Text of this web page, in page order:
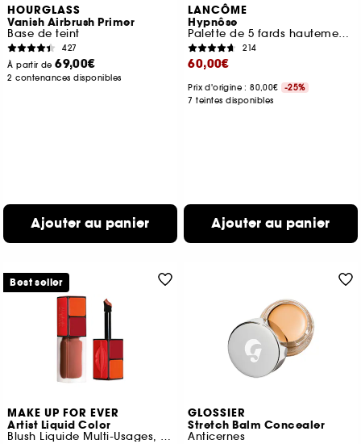
HOURGLASS
Vanish Airbrush Primer
Base de teint
427
À partir de69,00€
2 contenances disponibles
Ajouter au panier
LANCÔME
Hypnôse
Palette de 5 fards hautement pigmentés
214
60,00€
Prix d'origine : 80,00€
-25%
7 teintes disponibles
Ajouter au panier
MAKE UP FOR EVER
Artist Liquid Color
Blush Liquide Multi-Usages, Joues, Lèvres et Yeux
Best seller
GLOSSIER
Stretch Balm Concealer
Anticernes